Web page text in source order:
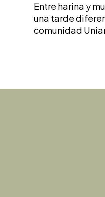
Entre harina y
una tarde
comunidad